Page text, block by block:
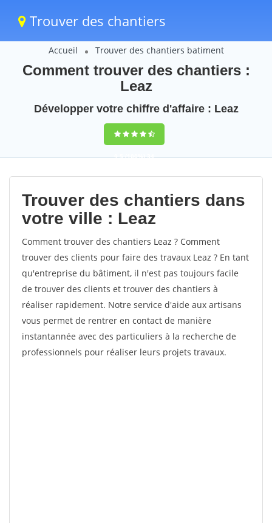
Trouver des chantiers
Accueil Trouver des chantiers batiment
Comment trouver des chantiers :
Leaz
Développer votre chiffre d'affaire : Leaz
9,5(100%)34
votes
Trouver des chantiers dans
votre ville : Leaz
Comment trouver des chantiers Leaz ? Comment
trouver des clients pour faire des travaux Leaz ? En tant
qu'entreprise du bâtiment, il n'est pas toujours facile
de trouver des clients et trouver des chantiers à
réaliser rapidement. Notre service d'aide aux artisans
vous permet de rentrer en contact de manière
instantannée avec des particuliers à la recherche de
professionnels pour réaliser leurs projets travaux.